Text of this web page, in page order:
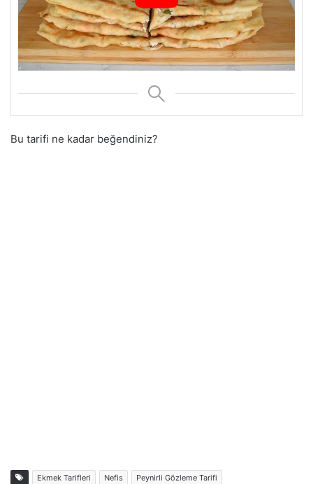
Bu tarifi ne kadar beğendiniz?
Ekmek Tarifleri Nefis Peynirli Gözleme Tarifi